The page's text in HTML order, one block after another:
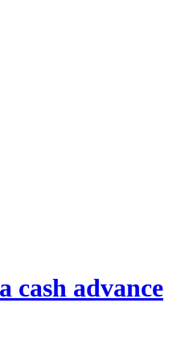
cash advance